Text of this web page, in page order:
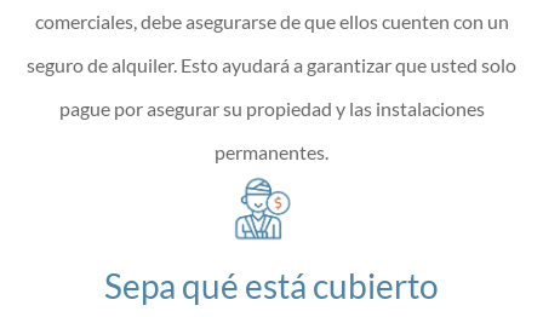
comerciales, debe asegurarse de que ellos cuenten con un
seguro de alquiler. Esto ayudará a garantizar que usted solo
pague por asegurar su propiedad y las instalaciones
permanentes.
Sepa qué está cubierto